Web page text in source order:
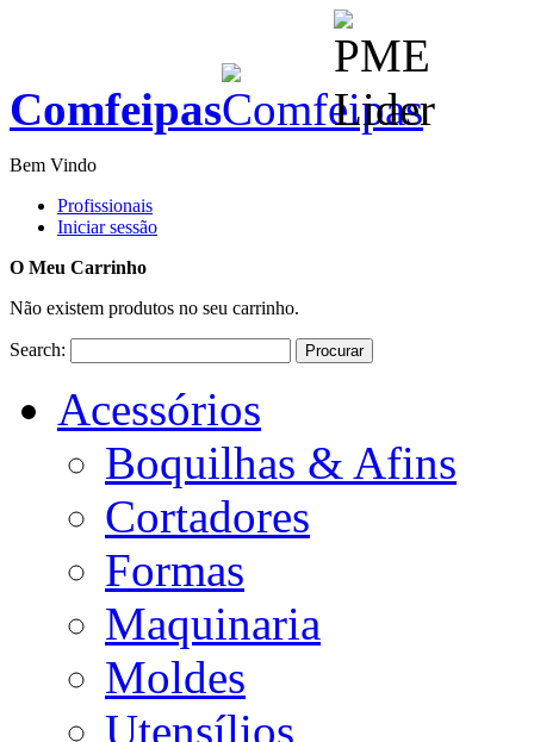
Comfeipas
Bem Vindo
Profissionais
Iniciar sessão
O Meu Carrinho
Não existem produtos no seu carrinho.
Search: Procurar
Acessórios
Boquilhas & Afins
Cortadores
Formas
Maquinaria
Moldes
Utensílios